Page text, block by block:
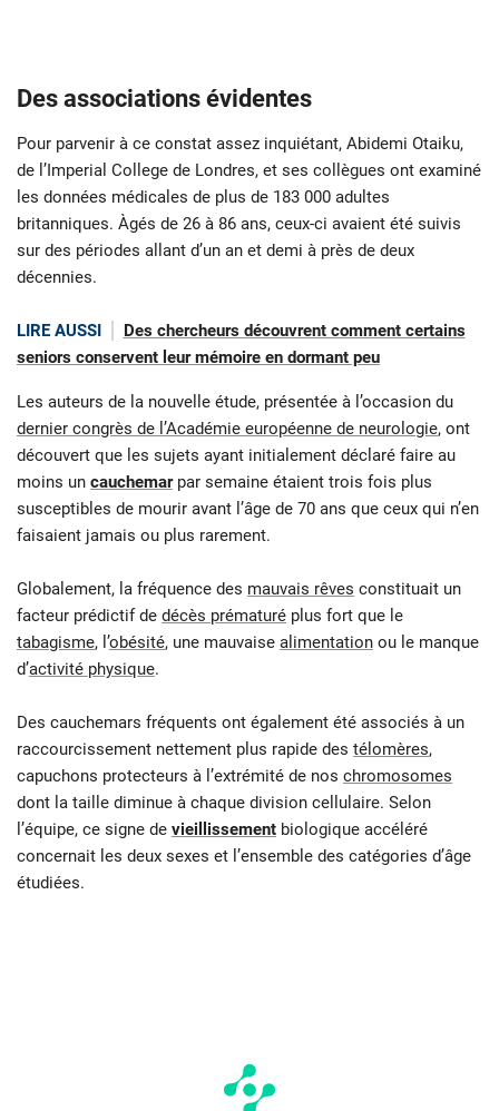
Des associations évidentes
Pour parvenir à ce constat assez inquiétant, Abidemi Otaiku,
de l’Imperial College de Londres, et ses collègues ont examiné
les données médicales de plus de 183 000 adultes
britanniques. Àgés de 26 à 86 ans, ceux-ci avaient été suivis
sur des périodes allant d’un an et demi à près de deux
décennies.
LIRE AUSSI
Des chercheurs découvrent comment certains
seniors conservent leur mémoire en dormant peu
Les auteurs de la nouvelle étude, présentée à l’occasion du
dernier congrès de l’Académie européenne de neurologie, ont
découvert que les sujets ayant initialement déclaré faire au
moins un cauchemarpar semaine étaient trois fois plus
susceptibles de mourir avant l’âge de 70 ans que ceux qui n’en
faisaient jamais ou plus rarement.
Globalement, la fréquence des mauvais rêves constituait un
facteur prédictif de décès prématuré plus fort que le
tabagisme, l’obésité, une mauvaise alimentation ou le manque
d’activité physique.
Des cauchemars fréquents ont également été associés à un
raccourcissement nettement plus rapide des télomères,
capuchons protecteurs à l’extrémité de nos chromosomes
dont la taille diminue à chaque division cellulaire. Selon
l’équipe, ce signe de vieillissement biologique accéléré
concernait les deux sexes et l’ensemble des catégories d’âge
étudiées.